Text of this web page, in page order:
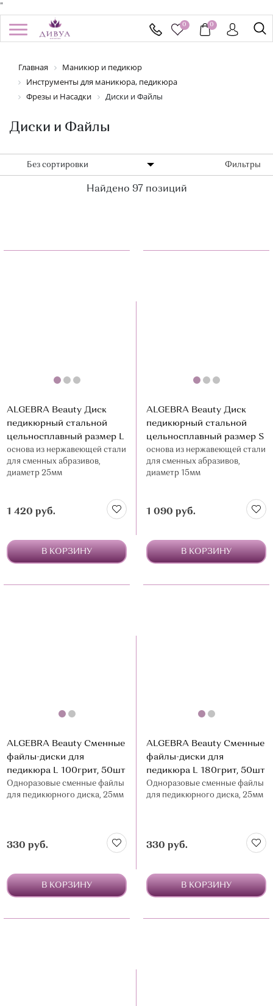
"
0 0
КАТАЛОГ
БРЕНДЫ
УСПЕЙ КУПИТЬ
Здравствуйте! Что вы ищете?
Главная
Маникюр и педикюр
Инструменты для маникюра, педикюра
Фрезы и Насадки
Диски и Файлы
Диски и Файлы
Фильтры
Без сортировки
Найдено 97 позиций
ALGEBRA Beauty Диск
педикюрный стальной
цельносплавный размер L
основа из нержавеющей стали
для сменных абразивов,
диаметр 25мм
1 420 руб.
В КОРЗИНУ
ALGEBRA Beauty Диск
педикюрный стальной
цельносплавный размер S
основа из нержавеющей стали
для сменных абразивов,
диаметр 15мм
1 090 руб.
В КОРЗИНУ
ALGEBRA Beauty Сменные
файлы-диски для
педикюра L 100грит, 50шт
Одноразовые сменные файлы
для педикюрного диска, 25мм
330 руб.
В КОРЗИНУ
ALGEBRA Beauty Сменные
файлы-диски для
педикюра L 180грит, 50шт
Одноразовые сменные файлы
для педикюрного диска, 25мм
330 руб.
В КОРЗИНУ